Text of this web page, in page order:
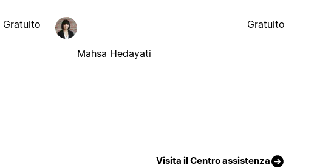
Gratuito
Mahsa Hedayati
Gratuito
Visita il Centro assistenza